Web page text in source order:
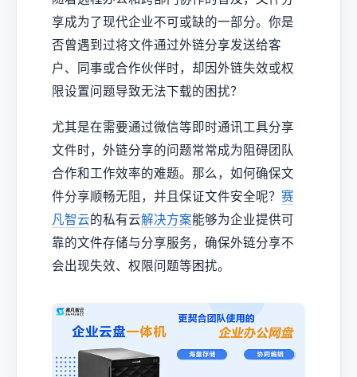
享成为了现代企业不可或缺的一部分。你是
否曾遇到过将文件通过外链分享发送给客
户、同事或合作伙伴时，却因外链失效或权
限设置问题导致无法下载的困扰？
尤其是在需要通过微信等即时通讯工具分享
文件时，外链分享的问题常常成为阻碍团队
合作和工作效率的难题。那么，如何确保文
件分享顺畅无阻，并且保证文件安全呢？ 赛
凡智云的私有云解决方案能够为企业提供可
靠的文件存储与分享服务，确保外链分享不
会出现失效、权限问题等困扰。